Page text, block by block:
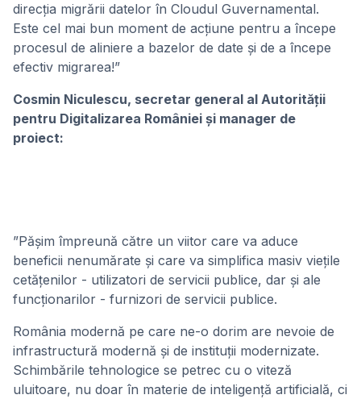
direcția migrării datelor în Cloudul Guvernamental.
Este cel mai bun moment de acțiune pentru a începe
procesul de aliniere a bazelor de date și de a începe
efectiv migrarea!”
Cosmin Niculescu, secretar general al Autorității
pentru Digitalizarea României și manager de
proiect:
”Pășim împreună către un viitor care va aduce
beneficii nenumărate și care va simplifica masiv viețile
cetățenilor - utilizatori de servicii publice, dar și ale
funcționarilor - furnizori de servicii publice.
România modernă pe care ne-o dorim are nevoie de
infrastructură modernă și de instituții modernizate.
Schimbările tehnologice se petrec cu o viteză
uluitoare, nu doar în materie de inteligență artificială, ci